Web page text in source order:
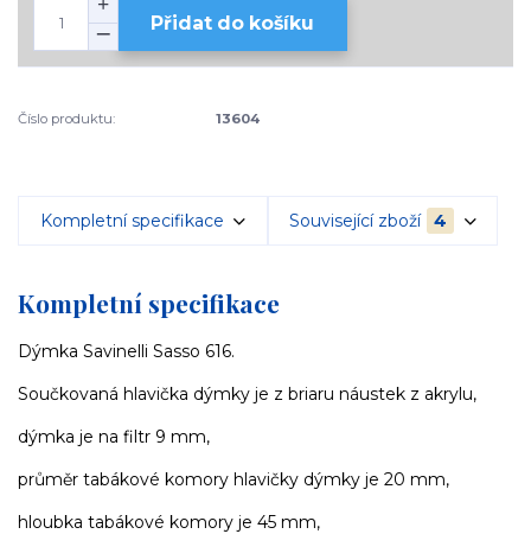
Přidat do košíku
Číslo produktu: 13604
Kompletní specifikace Související zboží 4
Kompletní specifikace
Dýmka Savinelli Sasso 616.
Součkovaná hlavička dýmky je z briaru náustek z akrylu,
dýmka je na filtr 9 mm,
průměr tabákové komory hlavičky dýmky je 20 mm,
hloubka tabákové komory je 45 mm,